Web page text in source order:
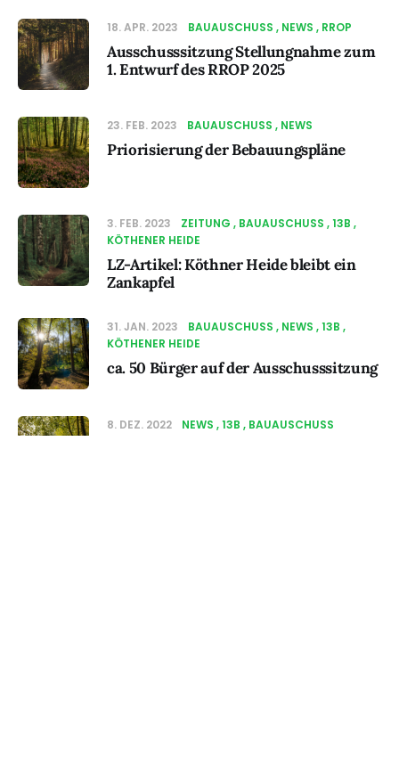
18. APR. 2023 BAUAUSCHUSS NEWS RROP
Ausschusssitzung Stellungnahme zum
1. Entwurf des RROP 2025
23. FEB. 2023 BAUAUSCHUSS NEWS
Priorisierung der Bebauungspläne
3. FEB. 2023 ZEITUNG BAUAUSCHUSS 13B
KÖTHENER HEIDE
LZ-Artikel: Köthner Heide bleibt ein
Zankapfel
31. JAN. 2023 BAUAUSCHUSS NEWS 13B
KÖTHENER HEIDE
ca. 50 Bürger auf der Ausschusssitzung
8. DEZ. 2022 NEWS 13B BAUAUSCHUSS